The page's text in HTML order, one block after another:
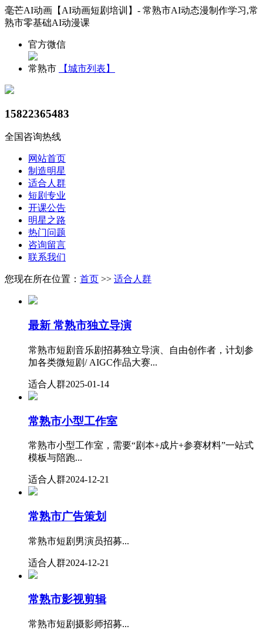
毫芒AI动画【AI动画短剧培训】- 常熟市AI动态漫制作学习,常
熟市零基础AI动漫课
官方微信
常熟市 【城市列表】
15822365483
全国咨询热线
网站首页
制造明星
适合人群
短剧专业
开课公告
明星之路
热门问题
咨询留言
联系我们
您现在所在位置： 首页 >> 适合人群
最新 常熟市独立导演
常熟市短剧音乐剧招募独立导演、自由创作者，计划参
加各类微短剧/ AIGC作品大赛...
适合人群2025-01-14
常熟市小型工作室
常熟市小型工作室，需要“剧本+成片+参赛材料”一站式
模板与陪跑...
适合人群2024-12-21
常熟市广告策划
常熟市短剧男演员招募...
适合人群2024-12-21
常熟市影视剪辑
常熟市短剧摄影师招募...